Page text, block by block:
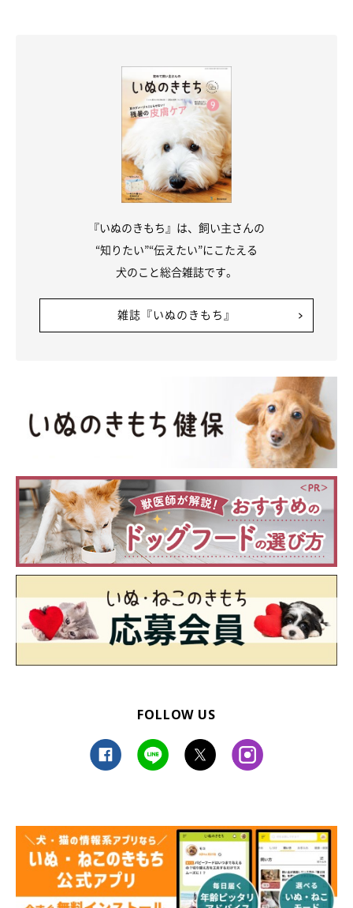
「そうですね。コミュニケーションの一環としてや、何かのご褒
美として、おやつを用いることはよいことです。
ただ、おやつを与えなくても総合栄養食を与えていれば栄養は足
りるので、与えなくても問題はありません。日頃からおやつの与
また、人の食べ物をそのまま犬に共有することは、犬の体を考え
ると塩分などが心配ですし、しつけの面からも好ましくない対応
ですので、やめましょう」
愛犬が飼い主さんに腹ペコサインを見せるのにはどのような理由
があるのか、飼い主さんはよく見てあげるようにしましょう。
（監修：いぬのきもち獣医師相談室 獣医師・岡本りさ先生）
※写真はスマホアプリ「いぬ・ねこのきもち」で投稿されたもの
です。
『いぬのきもち』は、飼い主さんの
“知りたい”“伝えたい”にこたえる
犬のこと総合雑誌です。
雑誌『いぬのきもち』
FOLLOW US